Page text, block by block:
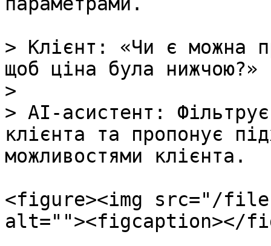
> Клієнт: «Чи є можна
щоб ціна була нижчою?»
>
> AI-асистент:
клієнта та пропонує
можливостями клієнта.
<figure><img src="/files/
alt=""><figcaption></